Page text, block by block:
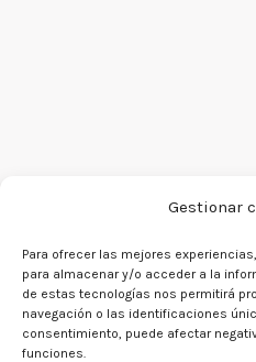
Gestionar
Para ofrecer las mejores
para almacenar y/o acceder a la
de estas tecnologías nos permitirá
navegación o las identificaciones
consentimiento, puede afectar
funciones.
¡Hola
Regístrate para